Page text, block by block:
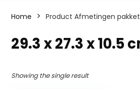
Home Product Afmetingen pakket
‎29.3 x 27.3 x 10.5
Showing the single result